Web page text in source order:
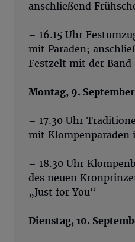
anschließend
– 16.15 Uhr
mit Paraden;
Festzelt mit der Band
Montag, 9. September
– 17.30 Uhr
mit Klompenparaden
– 18.30 Uhr
des neuen
„Just for You“
Dienstag, 10.